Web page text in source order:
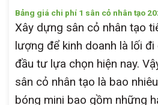
Bảng giá chi phí 1 sân cỏ nhân tạo
Xây dựng sân cỏ nhân tạo
lượng để kinh doanh là lối
đầu tư lựa chọn hiện nay.
sân cỏ nhân tạo là bao
bóng mini bao gồm những